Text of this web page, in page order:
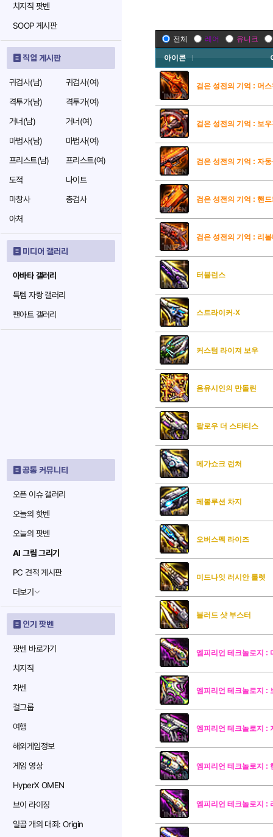
치지직 팟벤
SOOP 게시판
직업 게시판
귀검사(남)
귀검사(여)
격투가(남)
격투가(여)
거너(남)
거너(여)
마법사(남)
마법사(여)
프리스트(남)
프리스트(여)
도적
나이트
마창사
총검사
아처
미디어 갤러리
아바타 갤러리
득템 자랑 갤러리
팬아트 갤러리
공통 커뮤니티
오픈 이슈 갤러리
오늘의 핫벤
오늘의 팟벤
AI 그림 그리기
PC 견적 게시판
더보기
인기 팟벤
팟벤 바로가기
치지직
차벤
걸그룹
여행
해외게임정보
게임 영상
HyperX OMEN
브이 라이징
일곱 개의 대죄: Origin
전체 레어 유니크
아이콘
검은 성전의 기억 : 머
검은 성전의 기억 : 보
검은 성전의 기억 : 자
검은 성전의 기억 : 핸
검은 성전의 기억 : 리
터뷸런스
스트라이커-X
커스텀 라이져 보우
음유시인의 만돌린
팔로우 더 스타티스
메가쇼크 런처
레볼루션 차지
오버스펙 라이즈
미드나잇 러시안 룰렛
블러드 샷 부스터
엠피리언 테크놀로지 :
엠피리언 테크놀로지 :
엠피리언 테크놀로지 :
엠피리언 테크놀로지 :
엠피리언 테크놀로지 :